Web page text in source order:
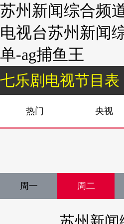
苏州新闻综合频
电视台苏州新闻
单-ag捕鱼王
七乐剧电视节目表
热门 央视
周一 周二